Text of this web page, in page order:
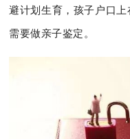
避计划生育，孩子户口
需要做亲子鉴定。